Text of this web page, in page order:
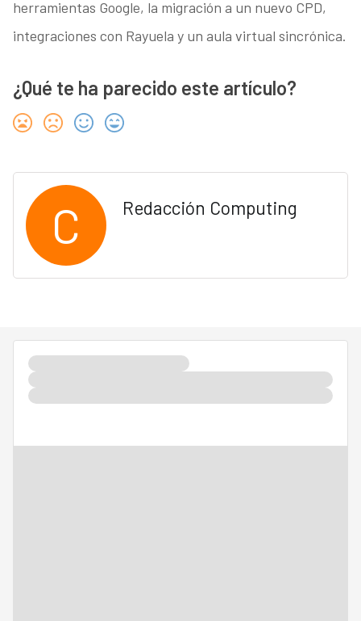
herramientas Google, la migración a un nuevo CPD,
integraciones con Rayuela y un aula virtual sincrónica.
¿Qué te ha parecido este artículo?
C Redacción Computing